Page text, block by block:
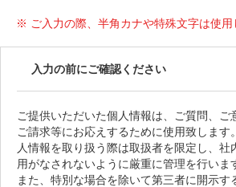
※ ご入力の際、半角カナや特殊文字は使用
入力の前にご確認ください
ご提供いただいた個人情報は、ご質問、ご
ご請求等にお応えするために使用致します
人情報を取り扱う際は取扱者を限定し、社
用がなされないように厳重に管理を行いま
また、特別な場合を除いて第三者に開示す